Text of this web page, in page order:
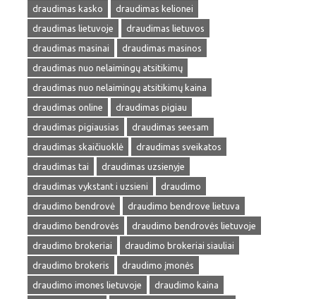
draudimas kasko
draudimas kelionei
draudimas lietuvoje
draudimas lietuvos
draudimas masinai
draudimas masinos
draudimas nuo nelaimingų atsitikimų
draudimas nuo nelaimingų atsitikimų kaina
draudimas online
draudimas pigiau
draudimas pigiausias
draudimas seesam
draudimas skaičiuoklė
draudimas sveikatos
draudimas tai
draudimas uzsienyje
draudimas vykstant i uzsieni
draudimo
draudimo bendrovė
draudimo bendrove lietuva
draudimo bendrovės
draudimo bendrovės lietuvoje
draudimo brokeriai
draudimo brokeriai siauliai
draudimo brokeris
draudimo įmonės
draudimo imones lietuvoje
draudimo kaina